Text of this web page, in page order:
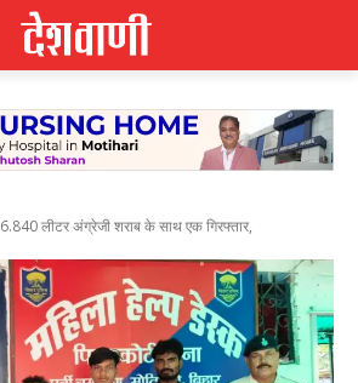
6.840 लीटर अंग्रेजी शराब के साथ एक गिरफ्तार,